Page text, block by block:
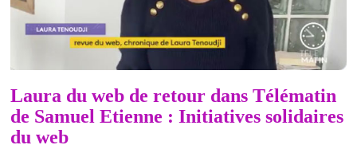
Laura du web de retour dans Télématin
de Samuel Etienne : Initiatives solidaires
du web